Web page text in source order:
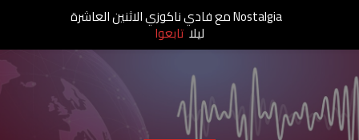
Nostalgia مع فادي ناكوزي الاثنين العاشرة
ليلا تابعوا